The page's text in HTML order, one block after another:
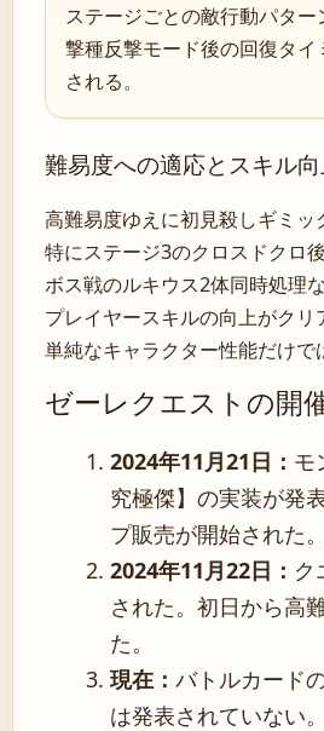
ステージごとの敵行動パター
撃種反撃モード後の回復タ
される。
難易度への適応とスキル向
高難易度ゆえに初見殺しギミッ
特にステージ3のクロスドクロ
ボス戦のルキウス2体同時処理
プレイヤースキルの向上がク
単純なキャラクター性能だけ
ゼーレクエストの開
2024年11月21日： モ
究極傑】の実装が発
プ販売が開始された。
2024年11月22日： ク
された。初日から高
た。
現在： バトルカード
は発表されていない。